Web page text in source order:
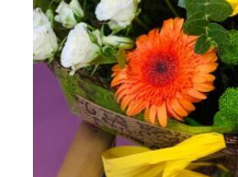
DETALLES